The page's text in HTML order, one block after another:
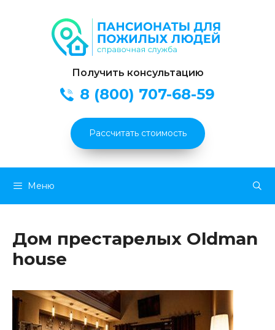
Получить консультацию
8 (800) 707-68-59
Рассчитать стоимость
Меню
Дом престарелых Oldman
house